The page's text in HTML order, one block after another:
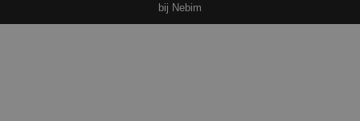
bij Nebim